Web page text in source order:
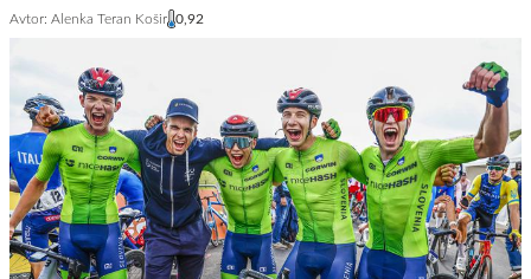
Avtor: Alenka Teran Košir 0,92